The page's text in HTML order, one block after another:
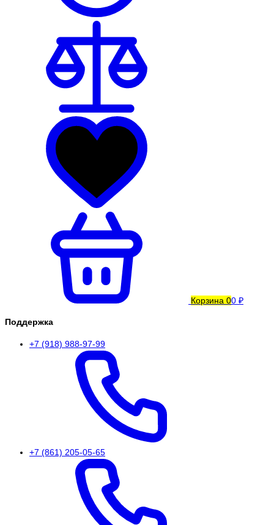
Корзина 00 ₽
Поддержка
+7 (918) 988-97-99
+7 (861) 205-05-65